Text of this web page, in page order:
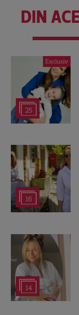
DIN
Exclusiv
25
16
14